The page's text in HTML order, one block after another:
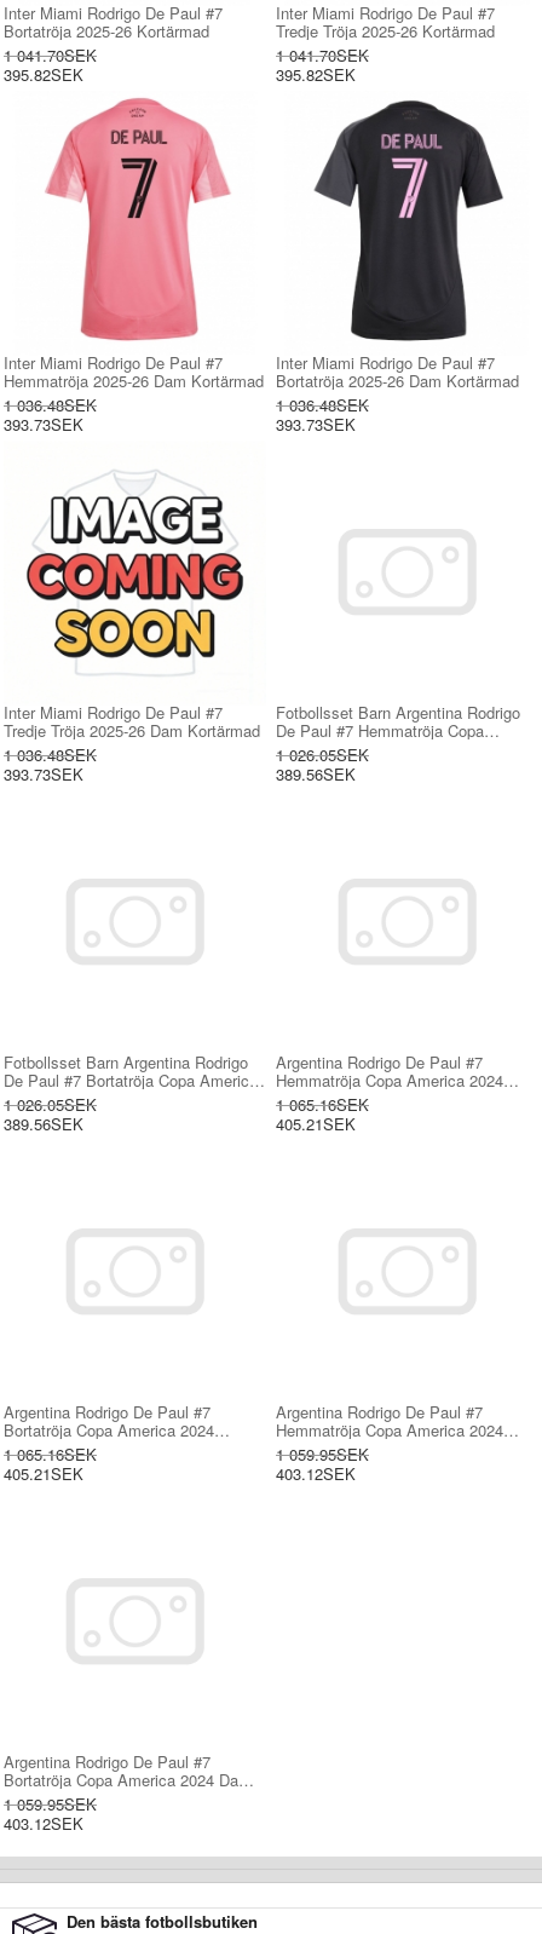
Inter Miami Rodrigo De Paul #7
Bortatröja 2025-26 Kortärmad
1 041.70SEK
395.82SEK
Inter Miami Rodrigo De Paul #7
Tredje Tröja 2025-26 Kortärmad
1 041.70SEK
395.82SEK
Inter Miami Rodrigo De Paul #7
Hemmatröja 2025-26 Dam Kortärmad
1 036.48SEK
393.73SEK
Inter Miami Rodrigo De Paul #7
Bortatröja 2025-26 Dam Kortärmad
1 036.48SEK
393.73SEK
Inter Miami Rodrigo De Paul #7
Tredje Tröja 2025-26 Dam Kortärmad
1 036.48SEK
393.73SEK
Fotbollsset Barn Argentina Rodrigo
De Paul #7 Hemmatröja Copa
America 2024 Mini-Kit Kortärmad (+
korta byxor)
1 026.05SEK
389.56SEK
Fotbollsset Barn Argentina Rodrigo
De Paul #7 Bortatröja Copa America
2024 Mini-Kit Kortärmad (+ korta
byxor)
1 026.05SEK
389.56SEK
Argentina Rodrigo De Paul #7
Hemmatröja Copa America 2024
Kortärmad
1 065.16SEK
405.21SEK
Argentina Rodrigo De Paul #7
Bortatröja Copa America 2024
Kortärmad
1 065.16SEK
405.21SEK
Argentina Rodrigo De Paul #7
Hemmatröja Copa America 2024
Dam Kortärmad
1 059.95SEK
403.12SEK
Argentina Rodrigo De Paul #7
Bortatröja Copa America 2024 Dam
Kortärmad
1 059.95SEK
403.12SEK
Den bästa fotbollsbutiken